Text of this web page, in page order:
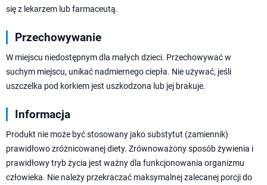
się z lekarzem lub farmaceutą.
Przechowywanie
W miejscu niedostępnym dla małych dzieci. Przechowywać w
suchym miejscu, unikać nadmiernego ciepła. Nie używać, jeśli
uszczelka pod korkiem jest uszkodzona lub jej brakuje.
Informacja
Produkt nie może być stosowany jako substytut (zamiennik)
prawidłowo zróżnicowanej diety. Zrównoważony sposób żywienia i
prawidłowy tryb życia jest ważny dla funkcjonowania organizmu
człowieka. Nie należy przekraczać maksymalnej zalecanej porcji do